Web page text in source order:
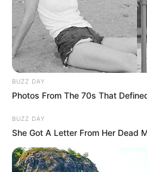
Esra Erol’da
Anasayfa»Galeri Resim Esra Erol’da
25.12.2024 871
A+ A-